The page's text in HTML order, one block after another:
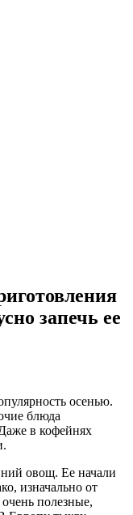
запечь ее
осенью.
блюда
в кофейнях
овощ. Ее начали
изначально от
полезные,